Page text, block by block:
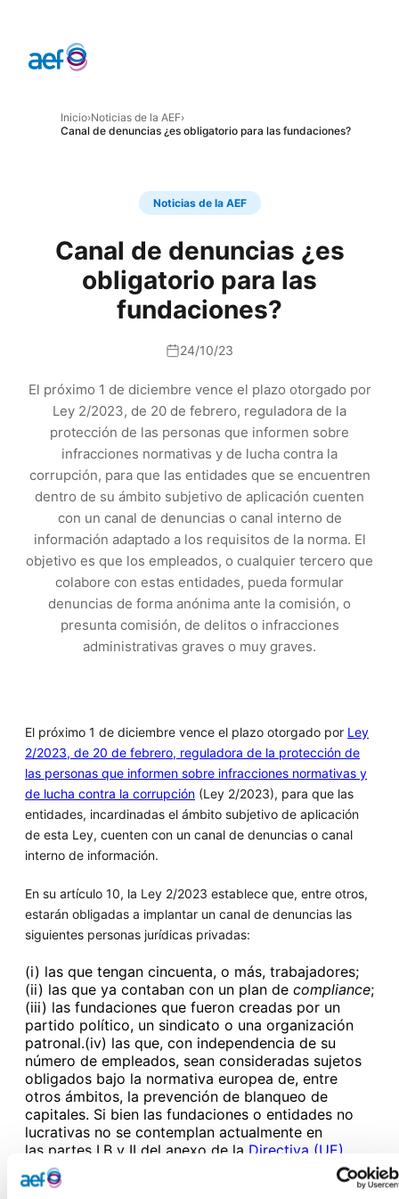
Inicio›Noticias de la AEF›
Canal de denuncias ¿es obligatorio para las fundaciones?
Noticias de la AEF
Canal de denuncias ¿es
obligatorio para las
fundaciones?
24/10/23
El próximo 1 de diciembre vence el plazo otorgado por
Ley 2/2023, de 20 de febrero, reguladora de la
protección de las personas que informen sobre
infracciones normativas y de lucha contra la
corrupción, para que las entidades que se encuentren
dentro de su ámbito subjetivo de aplicación cuenten
con un canal de denuncias o canal interno de
información adaptado a los requisitos de la norma. El
objetivo es que los empleados, o cualquier tercero que
colabore con estas entidades, pueda formular
denuncias de forma anónima ante la comisión, o
presunta comisión, de delitos o infracciones
administrativas graves o muy graves.
El próximo 1 de diciembre vence el plazo otorgado por Ley
2/2023, de 20 de febrero, reguladora de la protección de
las personas que informen sobre infracciones normativas y
de lucha contra la corrupción (Ley 2/2023), para que las
entidades, incardinadas el ámbito subjetivo de aplicación
de esta Ley, cuenten con un canal de denuncias o canal
interno de información.
En su artículo 10, la Ley 2/2023 establece que, entre otros,
estarán obligadas a implantar un canal de denuncias las
siguientes personas jurídicas privadas:
(i) las que tengan cincuenta, o más, trabajadores;
(ii) las que ya contaban con un plan de compliance;
(iii) las fundaciones que fueron creadas por un
partido político, un sindicato o una organización
patronal.(iv) las que, con independencia de su
número de empleados, sean consideradas sujetos
obligados bajo la normativa europea de, entre
otros ámbitos, la prevención de blanqueo de
capitales. Si bien las fundaciones o entidades no
lucrativas no se contemplan actualmente en
las partes I.B y II del anexo de la Directiva (UE)
2019/1937, del Parlamento Europeo y del Consejo,
de 23 de octubre de 2019
, hay que tener en cuenta